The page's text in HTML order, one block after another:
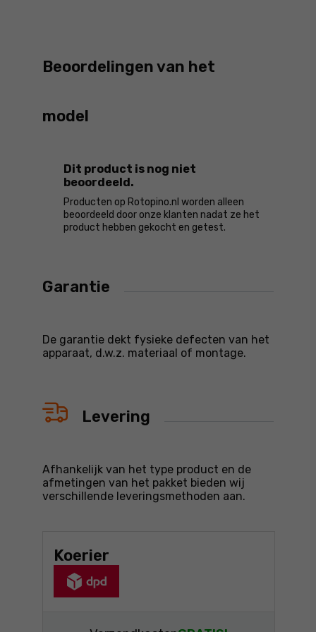
Beoordelingen van het
model
Dit product is nog niet
beoordeeld.
Producten op Rotopino.nl worden alleen
beoordeeld door onze klanten nadat ze het
product hebben gekocht en getest.
Garantie
De garantie dekt fysieke defecten van het
apparaat, d.w.z. materiaal of montage.
Levering
Afhankelijk van het type product en de
afmetingen van het pakket bieden wij
verschillende leveringsmethoden aan.
Koerier